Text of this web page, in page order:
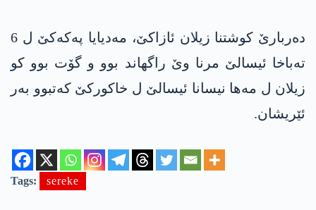
ده‌ربارێ كوشتنا زیلان ئازاكێ، مه‌دیایا په‌كه‌كێ ل 6
ته‌باخا ئیسالێ مرنا وێ راگهاند بوو و گۆت بوو كو
زیلان ل مه‌ها نیسانا ئیسالێ ل خاكوركێ كه‌تبوو به‌ر
ئێریشان.
Tags: sereke